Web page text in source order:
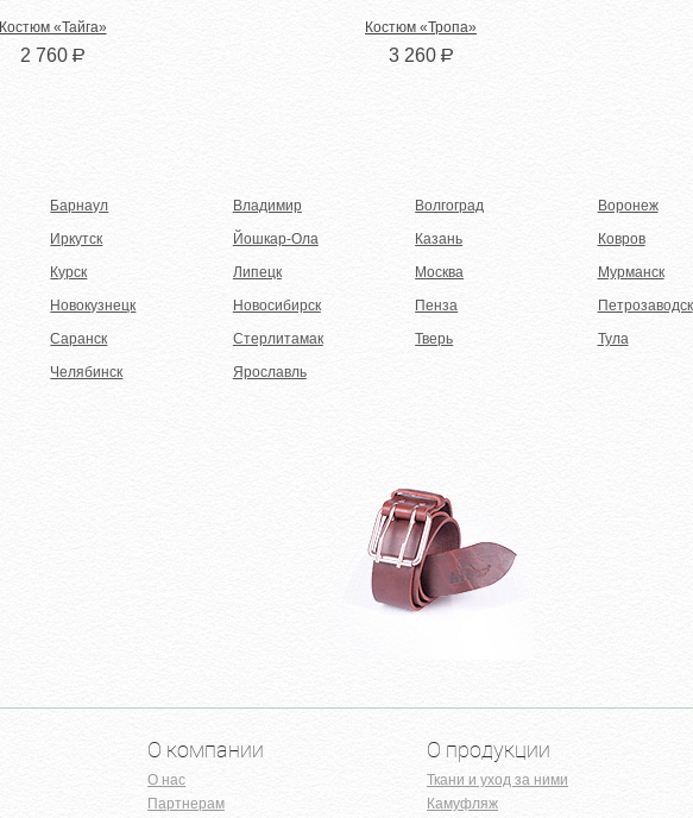
Костюм «Тайга»
2 760 Р
Костюм «Тропа»
3 260 Р
Барнаул Владимир Волгоград
Воронеж
Иркутск Йошкар-Ола Казань
Ковров
Курск Липецк Москва
Мурманск
Новокузнецк Новосибирск Пенза
Петрозаводск
Саранск Стерлитамак Тверь
Тула
Челябинск Ярославль
О компании
О нас
Партнерам
О продукции
Ткани и уход за ними
Камуфляж